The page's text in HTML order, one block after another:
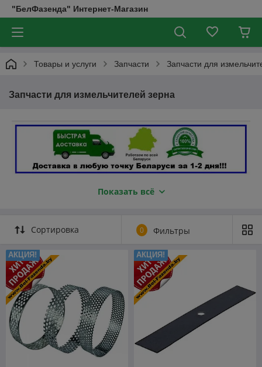
"БелФазенда" Интернет-Магазин
Товары и услуги Запчасти Запчасти для
Запчасти для измельчителей зерна
Показать всё
Сортировка 0 Фильтры
АКЦИЯ! АКЦИЯ!